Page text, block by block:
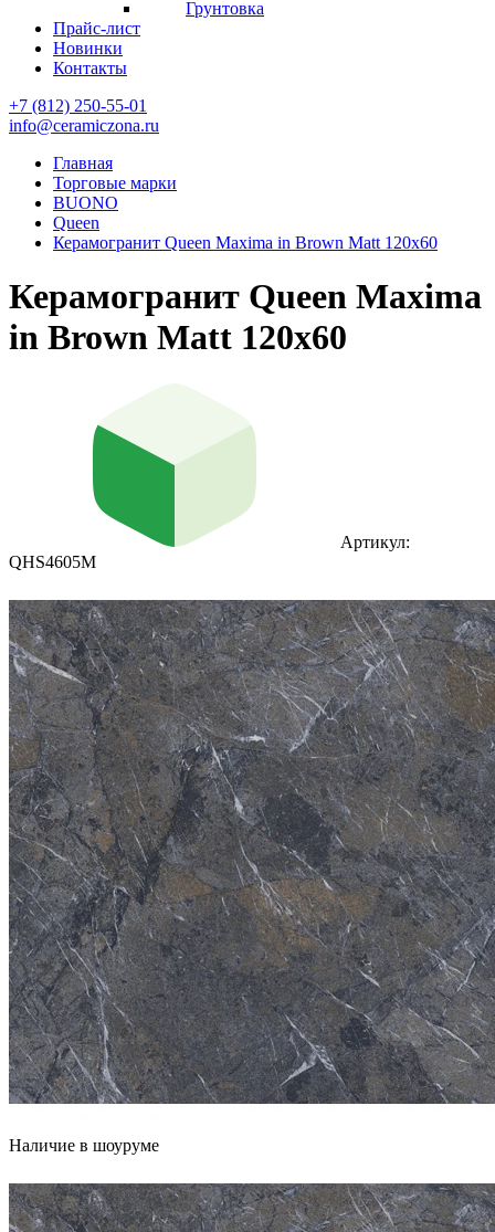
Грунтовка
Прайс-лист
Новинки
Контакты
+7 (812) 250-55-01
info@ceramiczona.ru
Главная
Торговые марки
BUONO
Queen
Керамогранит Queen Maxima in Brown Matt 120х60
Керамогранит Queen Maxima
in Brown Matt 120х60
Артикул:
QHS4605M
Наличие в шоуруме